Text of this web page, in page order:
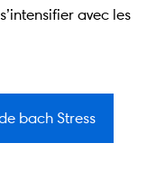
avec les
bach Stress